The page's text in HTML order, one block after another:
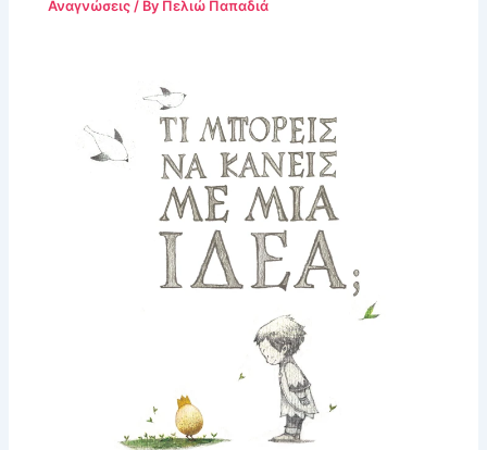
Αναγνώσεις / By Πελιώ Παπαδιά